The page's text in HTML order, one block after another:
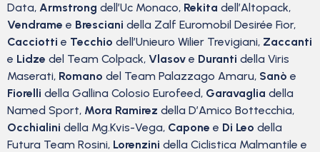
Data, Armstrong dell’Uc Monaco, Rekita dell’Altopack,
Vendrame e Bresciani della Zalf Euromobil Desirée Fior,
Cacciotti e Tecchio dell’Unieuro Wilier Trevigiani, Zaccanti
e Lidze del Team Colpack, Vlasov e Duranti della Viris
Maserati, Romano del Team Palazzago Amaru, Sanò e
Fiorelli della Gallina Colosio Eurofeed, Garavaglia della
Named Sport, Mora Ramirez della D’Amico Bottecchia,
Occhialini della Mg.Kvis-Vega, Capone e Di Leo della
Futura Team Rosini, Lorenzini della Ciclistica Malmantile e